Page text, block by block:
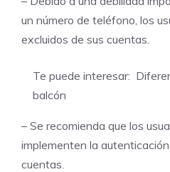
un número de teléfono, los
excluidos de sus cuentas.
Te puede interesar:
balcón
– Se recomienda que los
implementen la
cuentas.